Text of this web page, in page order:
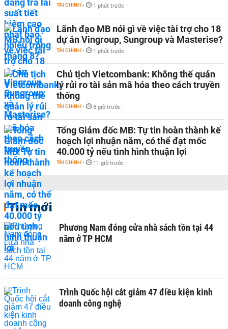
TÀI CHÍNH - 1 phút trước
Lãnh đạo MB nói gì về việc tài trợ cho 18
dự án Vingroup, Sungroup và Masterise?
TÀI CHÍNH - 1 phút trước
Chủ tịch Vietcombank: Không thể quản
lý rủi ro tài sản mã hóa theo cách truyền
thống
TÀI CHÍNH - 8 giờ trước
Tổng Giám đốc MB: Tự tin hoàn thành kế
hoạch lợi nhuận năm, có thể đạt mốc
40.000 tỷ nếu tình hình thuận lợi
TÀI CHÍNH - 11 giờ trước
Tin mới
Phương Nam đóng cửa nhà sách tồn tại 44
năm ở TP HCM
Trình Quốc hội cắt giảm 47 điều kiện kinh
doanh công nghệ